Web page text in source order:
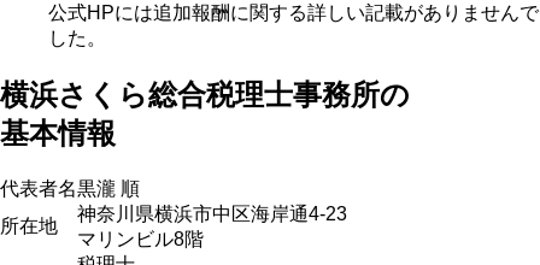
公式HPには追加報酬に関する詳しい記載がありませんで
した。
横浜さくら総合税理士事務所の
基本情報
代表者名黒瀧 順
所在地
神奈川県横浜市中区海岸通4-23
マリンビル8階